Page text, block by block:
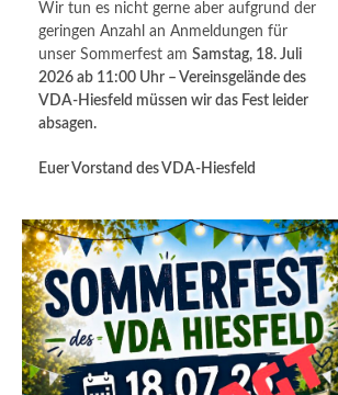
Wir tun es nicht gerne aber aufgrund der
geringen Anzahl an Anmeldungen für
unser Sommerfest am Samstag, 18. Juli
2026 ab 11:00 Uhr – Vereinsgelände des
VDA-Hiesfeld müssen wir das Fest leider
absagen.
Euer Vorstand des VDA-Hiesfeld